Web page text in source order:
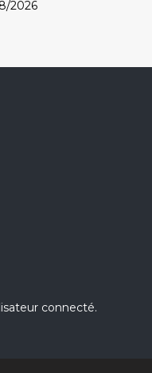
2026
connecté.